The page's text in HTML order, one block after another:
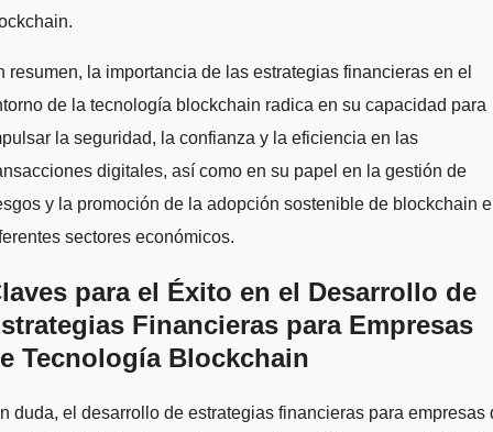
resumen, la importancia de las estrategias financieras en el
de la tecnología blockchain radica en su capacidad para
la seguridad, la confianza y la eficiencia en las
digitales, así como en su papel en la gestión de
y la promoción de la adopción sostenible de blockchain
sectores económicos.
para el Éxito en el Desarrollo de
Financieras para Empresas
Tecnología Blockchain
duda, el desarrollo de estrategias financieras para empresas